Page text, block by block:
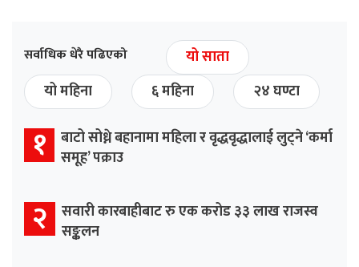
सर्वाधिक धेरै पढिएको
यो साता
यो महिना
६ महिना २४ घण्टा
१ बाटो सोध्ने बहानामा महिला र वृद्धवृद्धालाई लुट्ने ‘कर्मा
समूह’ पक्राउ
२ सवारी कारबाहीबाट रु एक करोड ३३ लाख राजस्व
सङ्कलन